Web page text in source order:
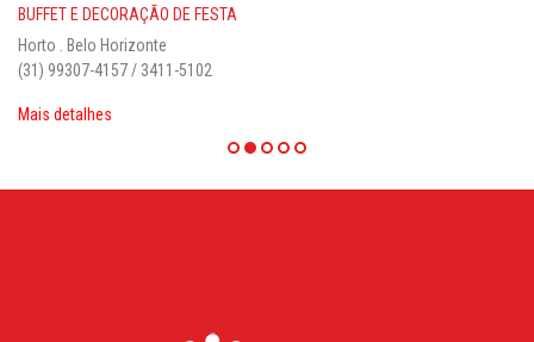
BUFFET E DECORAÇÃO DE FESTA
Horto . Belo Horizonte
(31) 99307-4157 / 3411-5102
Mais detalhes